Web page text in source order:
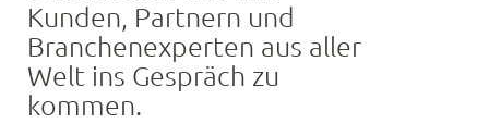
Kunden, Partnern und
Branchenexperten aus aller
Welt ins Gespräch zu
kommen.